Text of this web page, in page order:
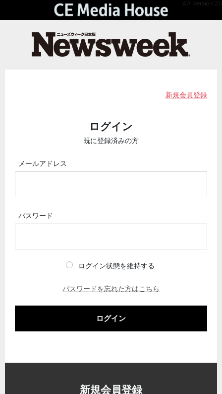
API Version 2.0
新規会員登録
ログイン
既に登録済みの方
メールアドレス
パスワード
ログイン状態を維持する
パスワードを忘れた方はこちら
ログイン
新規会員登録